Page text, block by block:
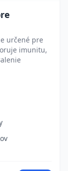
určené pre
imunitu,